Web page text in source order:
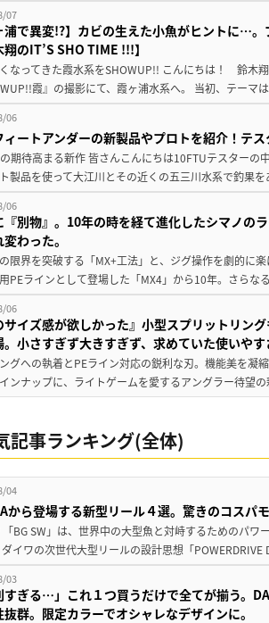
07
浦で異変!?】カビの生えた小魚がヒントに…
翔のIT’S SHO TIME !!!】
なってきた霞水系をSHOWUP!! こんにちは！ 鈴木
霞』の撮影にて、霞ヶ浦水系へ。 当初、テー
06
ィートアンダーの新製品やプロトを紹介！テス
期待高まる新作 皆さんこんにちは10FTUテスターの
製品を使って大江川とその近くの五三川水系で釣果
06
『別物』。10年の時を経て進化したシマノの
わった。
限界を突破する「MX+工法」と、ジグ操作を劇的に
PEラインとして登場した「MX4」から10年。さら
06
サイズ感が欲しかった』小型スプリットリン
。小さすぎず大きすぎず、求めていた使いやす
グへの執着とPEライン対応の鋭利な刃。機能美を凝
ンナップに、ライトゲームを愛するアングラー待望
記事ランキング(全体)
04
から登場する新型リール４選。驚きのコスパ
「BG SW」は、世界中の大型魚と対峙するためのパ
イワの次世代大型リールの設計思想「
03
すぎる…」これ１つ買うだけで全てが揃う。
群。限定カラーでオシャレなデザインに。